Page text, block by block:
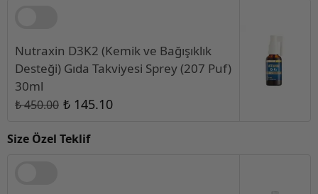
Nutraxin D3K2 (Kemik ve Bağışıklık
Desteği) Gıda Takviyesi Sprey (207 Puf)
30ml
₺ 450.00 ₺ 145.10
Size Özel Teklif